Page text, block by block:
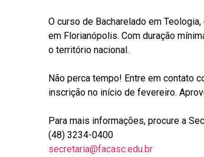
O curso de Bacharelado em
em Florianópolis. Com duração
o território nacional.
Não perca tempo! Entre em contato
inscrição no início de fevereiro.
Para mais informações, procure a
(48) 3234-0400
secretaria@facasc.edu.br